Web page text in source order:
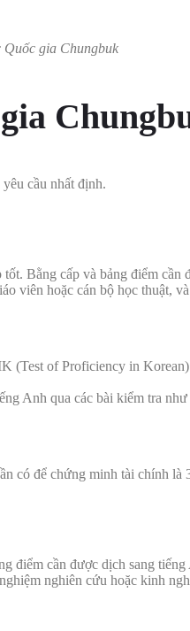
gia Chungbuk
cầu nhất định.
Bằng cấp và bảng điểm
viên hoặc cán bộ học thuật,
(Test of Proficiency in
Anh qua các bài kiểm tra
có để chứng minh tài chính
điểm cần được dịch sang
nghiên cứu hoặc kinh